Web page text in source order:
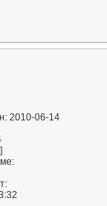
: 2010-06-14